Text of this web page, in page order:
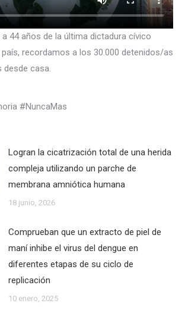
44 años de la última dictadura cívico
recordamos a los 30.000 detenidos/as
desde casa.
#NuncaMas
Logran la cicatrización total de una herida
compleja utilizando un parche de
membrana amniótica humana
18 junio, 2026
Comprueban que un extracto de piel de
maní inhibe el virus del dengue en
diferentes etapas de su ciclo de
replicación
10 enero, 2025